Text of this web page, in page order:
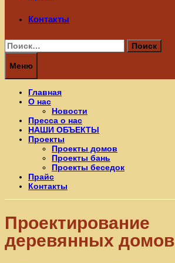
Контакты
Найти:
Меню
Главная
О нас
Новости
Пресса о нас
НАШИ ОБЪЕКТЫ
Проекты
Проекты домов
Проекты бань
Проекты беседок
Прайс
Контакты
Проектирование
деревянных домов